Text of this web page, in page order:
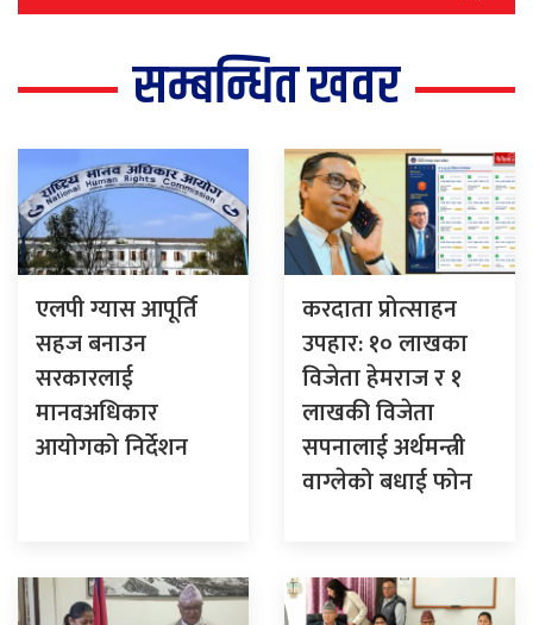
सम्बन्धित खवर
एलपी ग्यास आपूर्ति
सहज बनाउन
सरकारलाई
मानवअधिकार
आयोगको निर्देशन
करदाता प्रोत्साहन
उपहार: १० लाखका
विजेता हेमराज र १
लाखकी विजेता
सपनालाई अर्थमन्त्री
वाग्लेको बधाई फोन